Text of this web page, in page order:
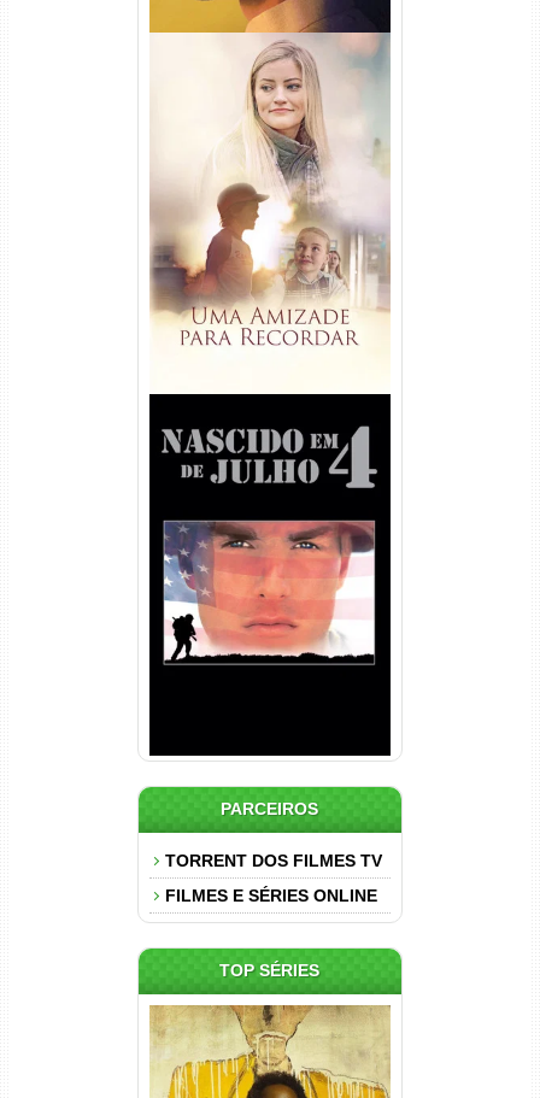
Uma Amizade para Recordar
Torrent (2025) WEB-DL 1080p
Dual Áudio
Nascido em 4 de Julho
Torrent (1989) WEB-DL 1080p
Dual Áudio
PARCEIROS
TORRENT DOS FILMES TV
FILMES E SÉRIES ONLINE
TOP SÉRIES